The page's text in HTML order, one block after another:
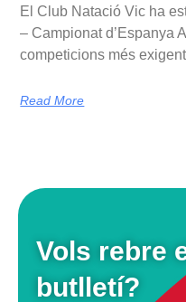
El Club Natació Vic ha
– Campionat d’Espanya
competicions més
Read More
Vols rebre
butlletí?